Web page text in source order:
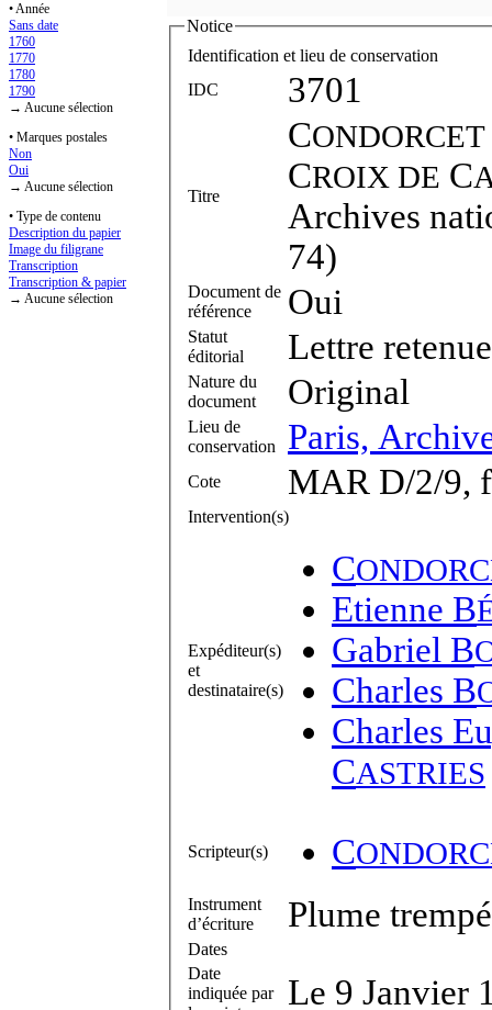
• Année
Sans date
1760
1770
1780
1790
→ Aucune sélection
• Marques postales
Non
Oui
→ Aucune sélection
• Type de contenu
Description du papier
Image du filigrane
Transcription
Transcription & papier
→ Aucune sélection
Notice
Identification et lieu de conservation
IDC
3701
Titre
CONDORCET
CROIX DE C
Archives
74)
Document de
référence
Oui
Statut
éditorial
Lettre retenue
Nature du
document
Original
Lieu de
conservation
Paris,
Cote MAR D/2/9,
Intervention(s)
Expéditeur(s)
et
destinataire(s)
C
Etienne B
Gabriel B
Charles B
Charles
CASTRIES
Scripteur(s) C
Instrument
d’écriture
Plume
Dates
Date
indiquée par
Le 9 Janvier